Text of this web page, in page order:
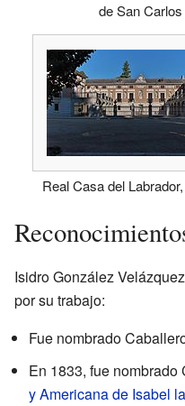
de San Carlos
Real Casa del
Isidro González
por su trabajo:
Fue nombrado
En 1833, fue nombrado
y Americana de Isabel